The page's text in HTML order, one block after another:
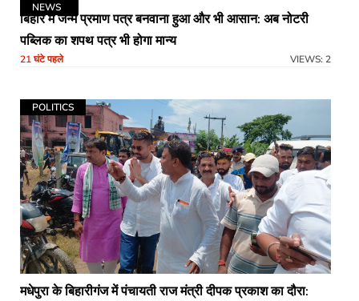
NEWS
बिहार में जन्म प्रमाण पत्र बनवाना हुआ और भी आसान: अब नोटरी
पब्लिक का शपथ पत्र भी होगा मान्य
21 घंटे पहले VIEWS: 2
POLITICS
मधेपुरा के बिहारीगंज में पंचायती राज मंत्री दीपक प्रकाश का दौरा: